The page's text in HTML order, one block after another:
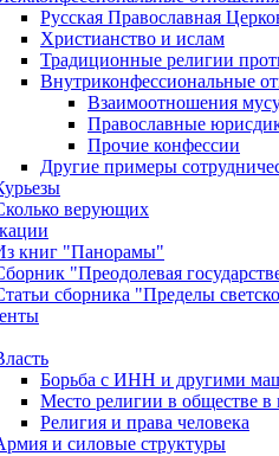
Русская Православная
Христианство и ислам
Традиционные религии
Внутриконфессиональные
Взаимоотношения
Православные
Прочие конфессии
Другие примеры
верующих
книг "Панорамы"
"Преодолевая
сборника "Пределы
Борьба с ИНН и другими
Место религии в обществе в
Религия и права человека
и силовые структуры